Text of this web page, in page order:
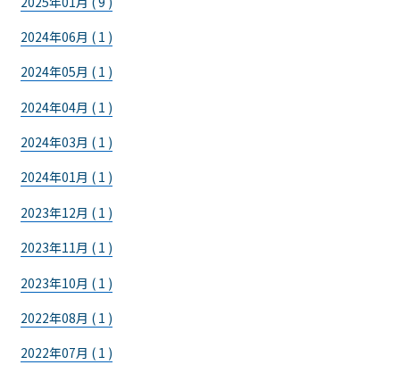
2024年06月 ( 1 )
2024年05月 ( 1 )
2024年04月 ( 1 )
2024年03月 ( 1 )
2024年01月 ( 1 )
2023年12月 ( 1 )
2023年11月 ( 1 )
2023年10月 ( 1 )
2022年08月 ( 1 )
2022年07月 ( 1 )